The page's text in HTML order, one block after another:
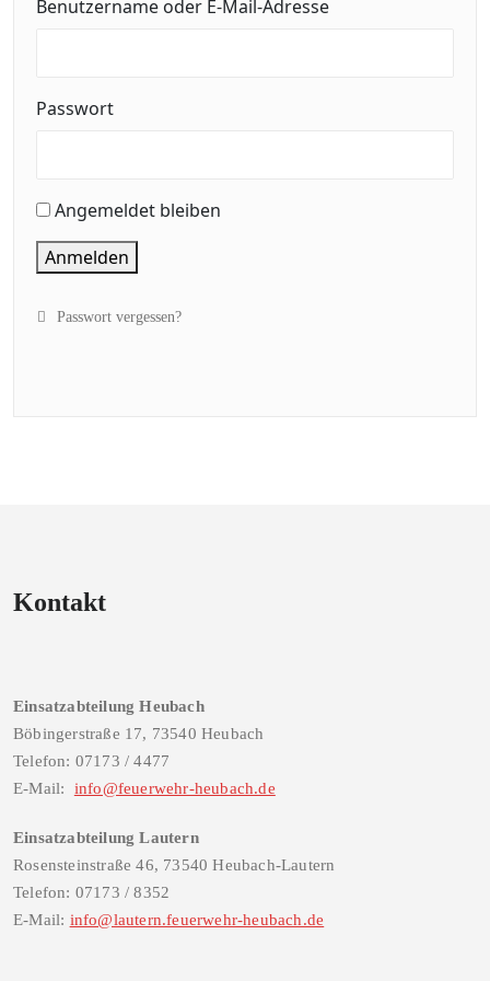
Benutzername oder E-Mail-Adresse
Passwort
Angemeldet bleiben
Anmelden
Passwort vergessen?
Kontakt
Einsatzabteilung Heubach
Böbingerstraße 17, 73540 Heubach
Telefon: 07173 / 4477
E-Mail: info@feuerwehr-heubach.de
Einsatzabteilung Lautern
Rosensteinstraße 46, 73540 Heubach-Lautern
Telefon: 07173 / 8352
E-Mail: info@lautern.feuerwehr-heubach.de